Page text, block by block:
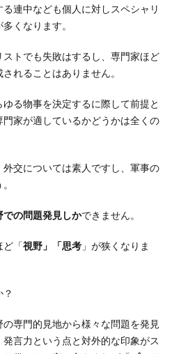
連中なども個人に対しスペシャリ
くなります。
トでも失敗はするし、専門家ほど
れることはありません。
る物事を決定するに際して前提と
家が適しているかどうかは全くの
交については素人ですし、軍事の
での問題発見しかできません。
ど「視野」「思考 」が狭くなりま
専門的見地から様々な問題を発見
言力という点と対外的な印象がス